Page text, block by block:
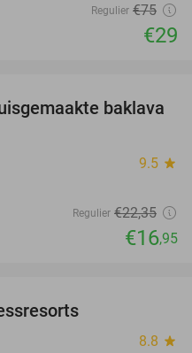
Regulier €75
€29
24%
baklava
9.5 star
Regulier €22,35
€16,95
8.8 star